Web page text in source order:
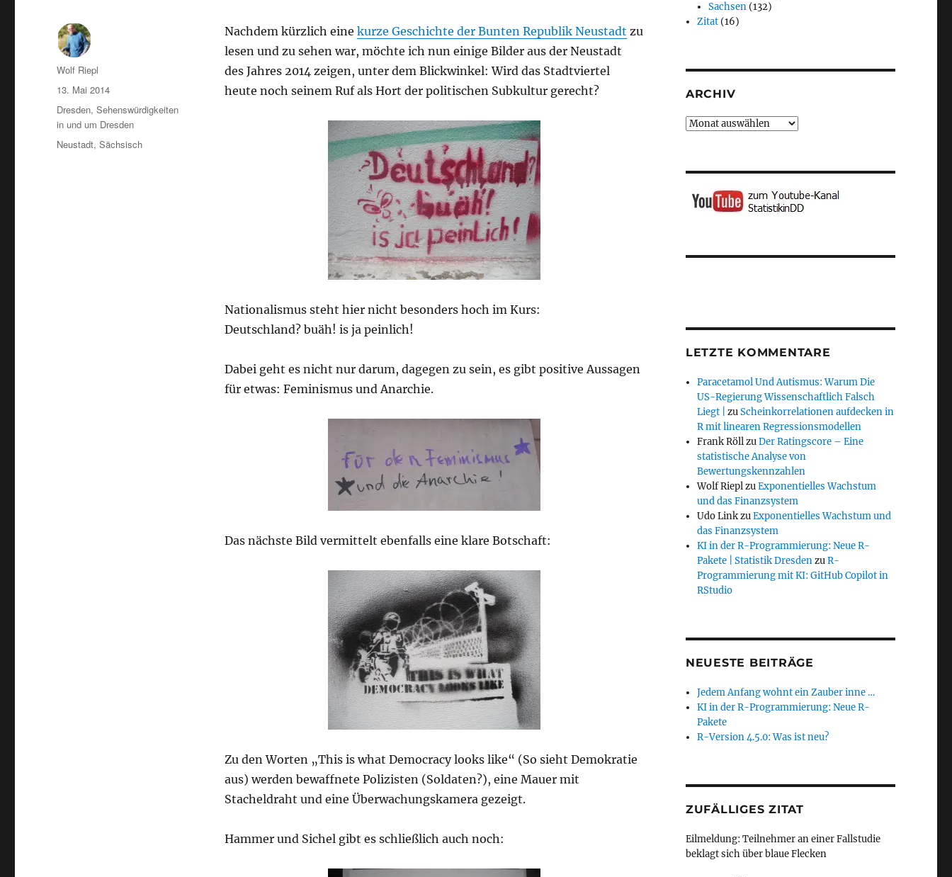
Nachdem kürzlich eine kurze Geschichte der Bunten Republik Neustadt zu
lesen und zu sehen war, möchte ich nun einige Bilder aus der Neustadt
des Jahres 2014 zeigen, unter dem Blickwinkel: Wird das Stadtviertel
heute noch seinem Ruf als Hort der politischen Subkultur gerecht?
Nationalismus steht hier nicht besonders hoch im Kurs:
Deutschland? buäh! is ja peinlich!
Dabei geht es nicht nur darum, dagegen zu sein, es gibt positive Aussagen
für etwas: Feminismus und Anarchie.
Das nächste Bild vermittelt ebenfalls eine klare Botschaft:
Zu den Worten „This is what Democracy looks like“ (So sieht Demokratie
aus) werden bewaffnete Polizisten (Soldaten?), eine Mauer mit
Stacheldraht und eine Überwachungskamera gezeigt.
Hammer und Sichel gibt es schließlich auch noch:
Autor
Wolf Riepl
Veröffentlicht
am
13. Mai 2014
Kategorien
Dresden,Sehenswürdigkeiten
in und um Dresden
Schlagwörter
Neustadt,Sächsisch
Sachsen (132)
Zitat (16)
ARCHIV
Archiv
LETZTE KOMMENTARE
Paracetamol Und Autismus: Warum Die
US-Regierung Wissenschaftlich Falsch
Liegt |
zuScheinkorrelationen aufdecken in
R mit linearen Regressionsmodellen
Frank RöllzuDer Ratingscore – Eine
statistische Analyse von
Bewertungskennzahlen
Wolf RieplzuExponentielles Wachstum
und das Finanzsystem
Udo LinkzuExponentielles Wachstum und
das Finanzsystem
KI in der R-Programmierung: Neue R-
Pakete | Statistik DresdenzuR-
Programmierung mit KI: GitHub Copilot in
RStudio
NEUESTE BEITRÄGE
Jedem Anfang wohnt ein Zauber inne …
KI in der R-Programmierung: Neue R-
Pakete
R-Version 4.5.0: Was ist neu?
ZUFÄLLIGES ZITAT
Eilmeldung: Teilnehmer an einer Fallstudie
beklagt sich über blaue Flecken